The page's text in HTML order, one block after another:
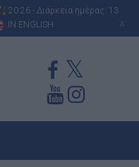
20:26 - Διάρκεια ημέρας: 13
IN ENGLISH A